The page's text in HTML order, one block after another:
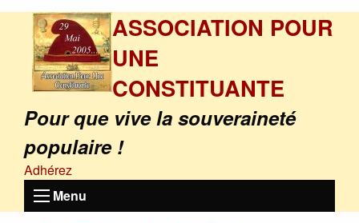
ASSOCIATION POUR
UNE
CONSTITUANTE
Pour que vive la souveraineté
populaire !
Adhérez
Menu